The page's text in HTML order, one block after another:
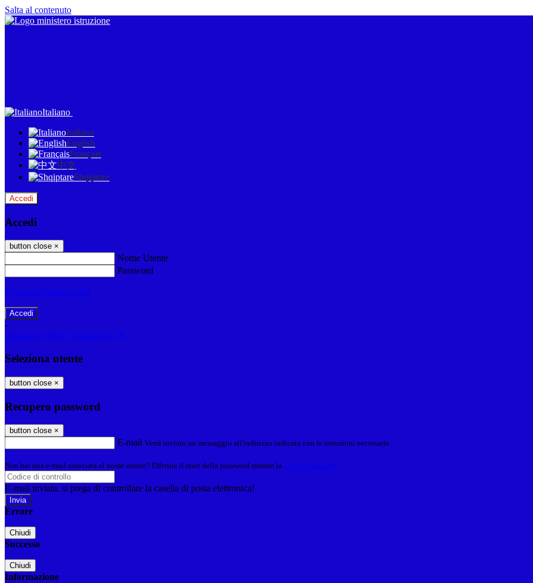
Salta al contenuto
Italiano
Italiano
English
Français
中文
Shqiptare
Accedi
Accedi
button close ×
Nome Utente
Password
Password dimenticata?
-
Entra con SPID
Entra con CIE
Seleziona utente
button close ×
Recupero password
button close ×
E-mail Verrà inviato un messaggio all'indirizzo indicato con le istruzioni necessarie.
Non hai una e-mail associata al nome utente? Effettua il reset della password tramite la Login Spaggiari
E-mail inviata, si prega di controllare la casella di posta elettronica!
Errore
Chiudi
Successo
Chiudi
Informazione